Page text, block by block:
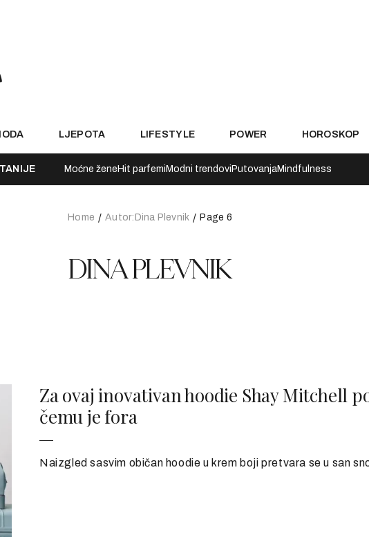
LJEPOTA LIFESTYLE POWER HOROSKOP
Moćne žene Hit parfemi Modni trendovi PutovanjaMindfulness
Home Autor:Dina Plevnik Page 6
DINA PLEVNIK
Za ovaj inovativan hoodie Shay Mitchell
čemu je fora
Naizgled sasvim običan hoodie u krem boji pretvara se u san